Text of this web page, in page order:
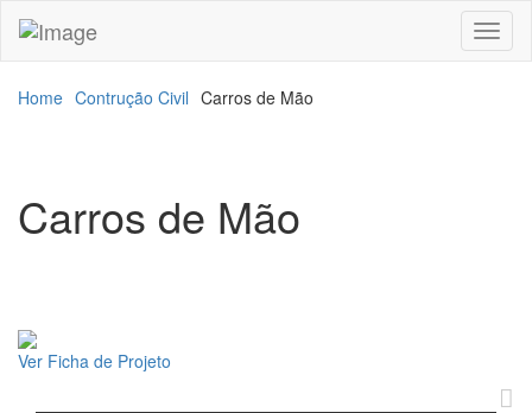
Home Contrução Civil Carros de Mão
Carros de Mão
Ver Ficha de Projeto